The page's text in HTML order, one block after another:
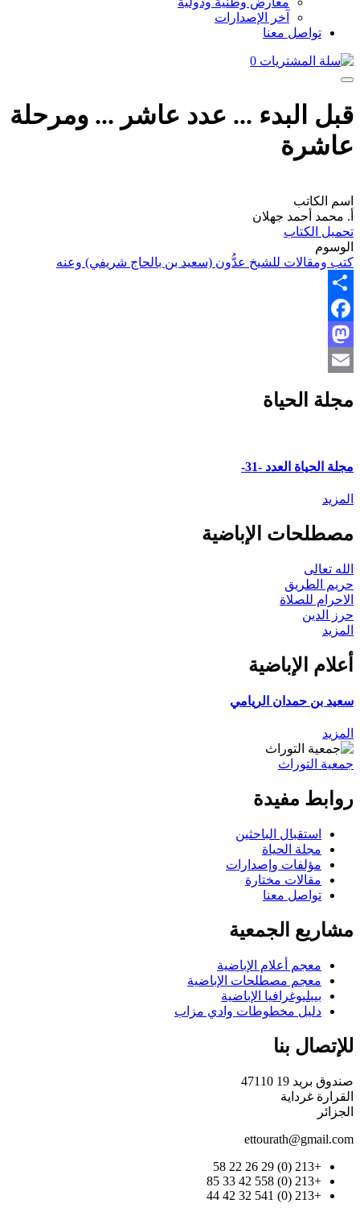
آخر الإصدارات
تواصل معنا
0
قبل البدء ... عدد عاشر ... ومرحلة
عاشرة
اسم الكاتب
أ. محمد أحمد جهلان
تحميل الكتاب
الوسوم
كتب ومقالات للشيخ عدُّون (سعيد بن بالحاج شريفي) وعنه
Share
Facebook
Mastodon
مجلة الحياة
مجلة الحياة العدد -31-
المزيد
مصطلحات الإباضية
الله تعالى
حريم الطريق
الاحرام للصلاة
حرز الدين
المزيد
أعلام الإباضية
سعيد بن حمدان الريامي
المزيد
جمعية التوراث
روابط مفيدة
استقبال الباحثين
مجلة الحياة
مؤلفات وإصدارات
مقالات مختارة
تواصل معنا
مشاريع الجمعية
معجم أعلام الإباضية
معجم مصطلحات الإباضية
بيبليوغرافيا الإباضية
دليل مخطوطات وادي مزاب
للإتصال بنا
صندوق بريد 19 47110
القرارة غرداية
الجزائر
ettourath@gmail.com
+213 (0) 29 26 22 58
+213 (0) 558 42 33 85
+213 (0) 541 32 42 44